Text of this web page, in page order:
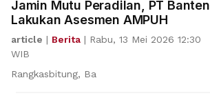
Jamin Mutu Peradilan, PT Banten
Lakukan Asesmen AMPUH
article | Berita | Rabu, 13 Mei 2026 12:30
WIB
Rangkasbitung, Ba